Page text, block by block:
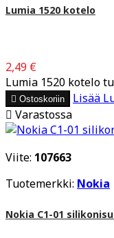
Lumia 1520 kotelo
2,49 €
Lumia 1520 kotelo
 Ostoskoriin Lisää
 Varastossa
Viite: 107663
Tuotemerkki: Nokia
Nokia C1-01